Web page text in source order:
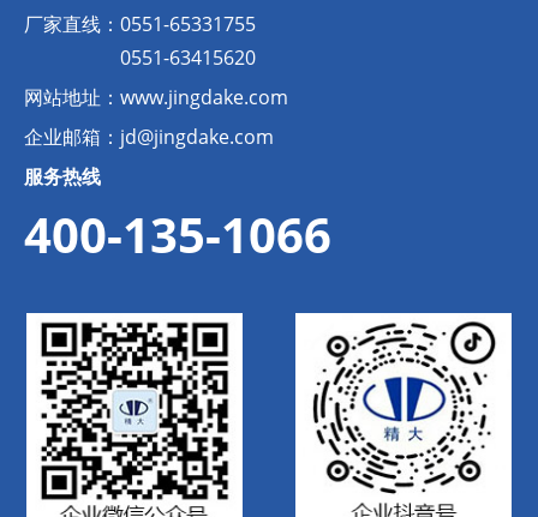
厂家直线： 0551-65331755
0551-63415620
网站地址： www.jingdake.com
企业邮箱： jd@jingdake.com
服务热线
400-135-1066